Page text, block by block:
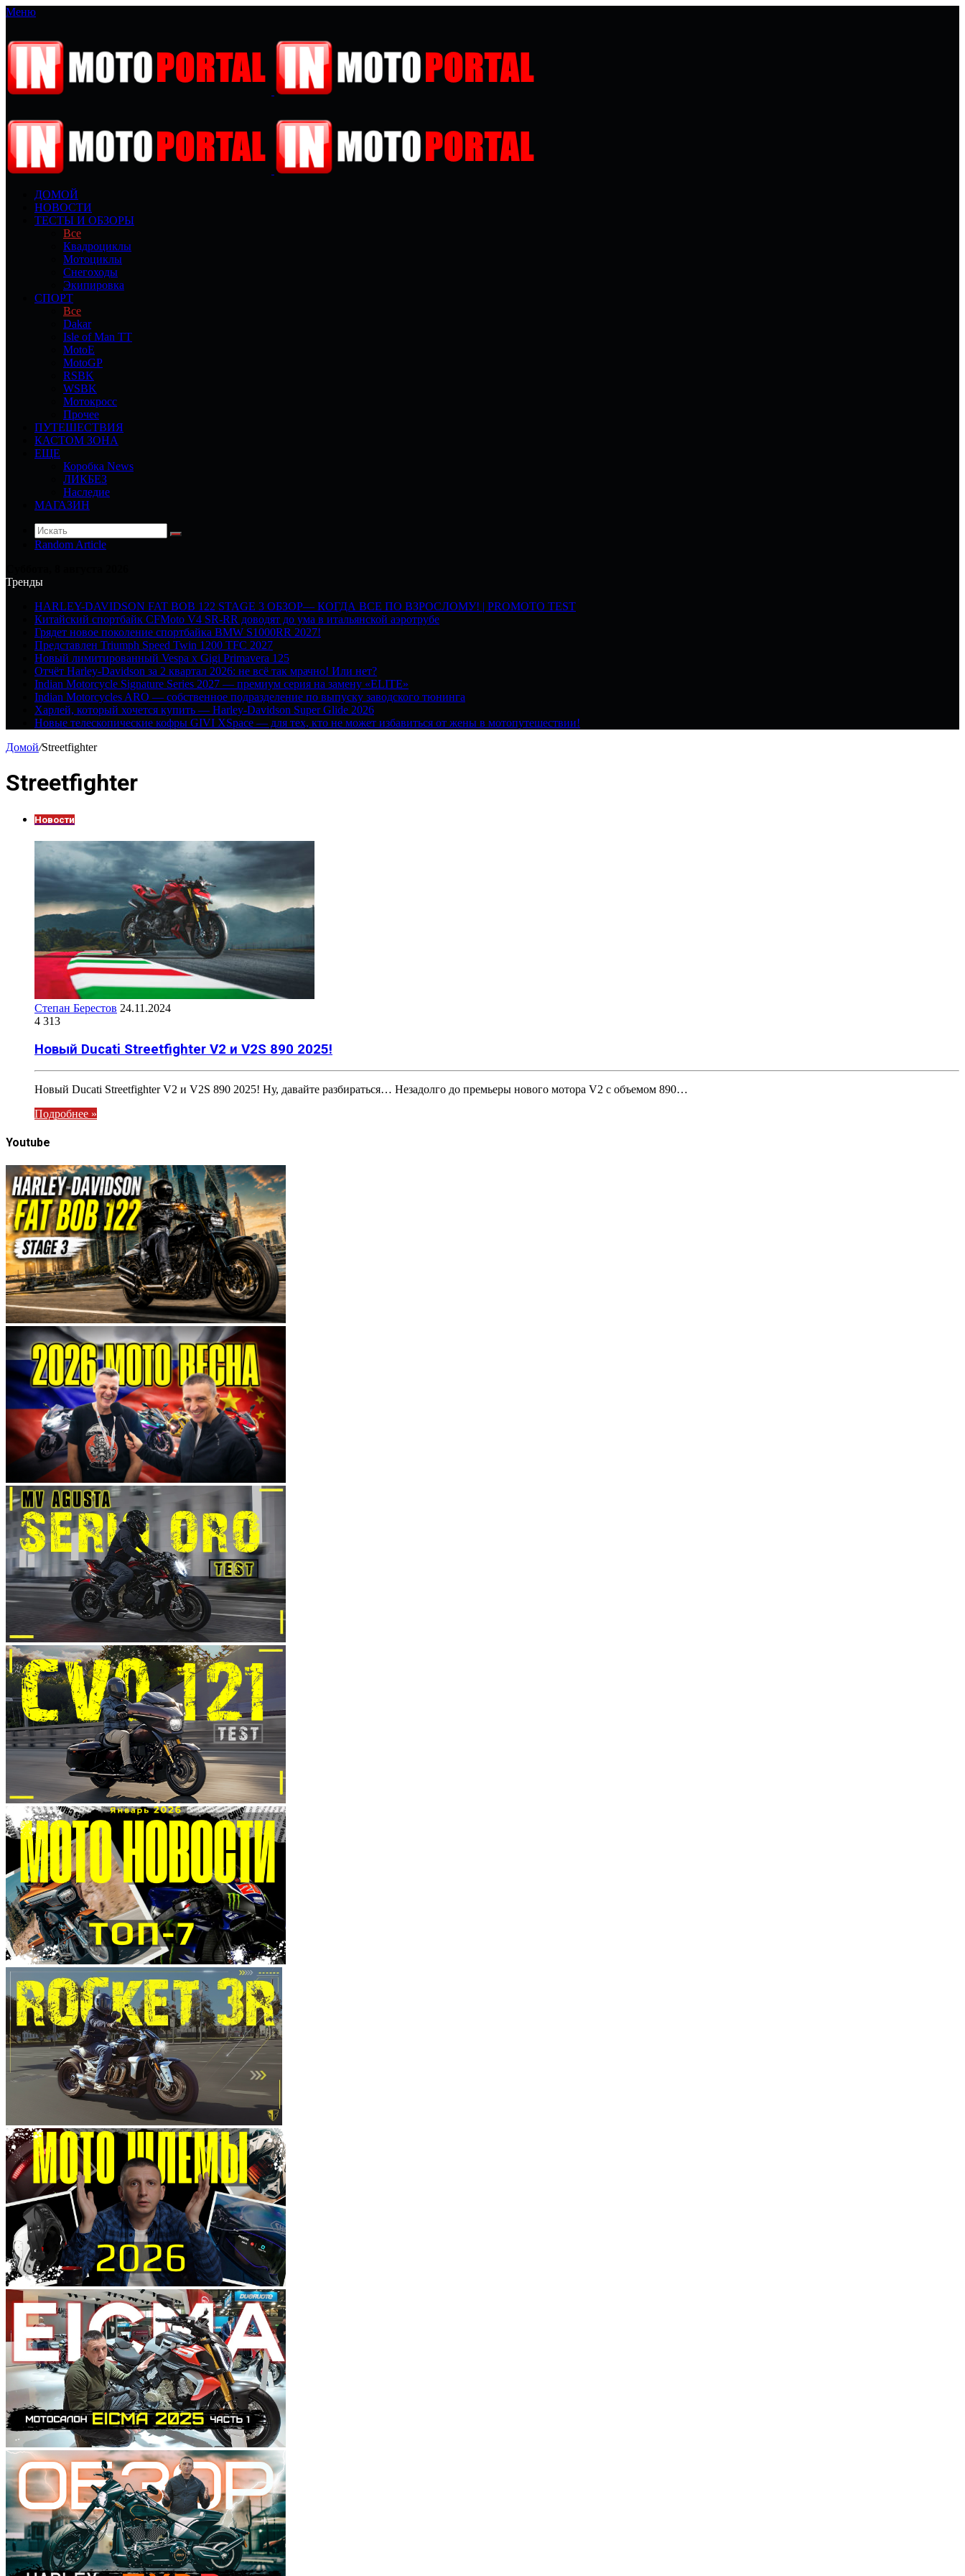
Меню
ДОМОЙ
НОВОСТИ
ТЕСТЫ И ОБЗОРЫ
Все
Квадроциклы
Мотоциклы
Снегоходы
Экипировка
СПОРТ
Все
Dakar
Isle of Man TT
MotoE
MotoGP
RSBK
WSBK
Мотокросс
Прочее
ПУТЕШЕСТВИЯ
КАСТОМ ЗОНА
ЕЩЕ
Коробка News
ЛИКБЕЗ
Наследие
МАГАЗИН
Random Article
Тренды
HARLEY-DAVIDSON FAT BOB 122 STAGE 3 ОБЗОР— КОГДА ВСЕ ПО ВЗРОСЛОМУ! | PROMOTO TEST
Китайский спортбайк CFMoto V4 SR-RR доводят до ума в итальянской аэротрубе
Грядет новое поколение спортбайка BMW S1000RR 2027!
Представлен Triumph Speed Twin 1200 TFC 2027
Новый лимитированный Vespa x Gigi Primavera 125
Отчёт Harley-Davidson за 2 квартал 2026: не всё так мрачно! Или нет?
Indian Motorcycle Signature Series 2027 — премиум серия на замену «ELITE»
Indian Motorcycles ARO — собственное подразделение по выпуску заводского тюнинга
Харлей, который хочется купить — Harley-Davidson Super Glide 2026
Новые телескопические кофры GIVI XSpace — для тех, кто не может избавиться от жены в мотопутешествии!
Домой/Streetfighter
Streetfighter
Новости
Степан Берестов 24.11.2024
4 313
Новый Ducati Streetfighter V2 и V2S 890 2025!
Новый Ducati Streetfighter V2 и V2S 890 2025! Ну, давайте разбираться… Незадолго до премьеры нового мотора V2 с объемом 890…
Подробнее »
Youtube